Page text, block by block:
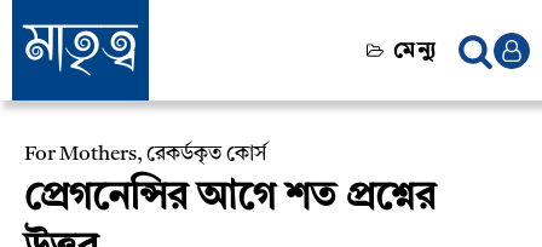
মেন্যু
For Mothers, রেকর্ডকৃত কোর্স
প্রেগনেন্সির আগে শত প্রশ্নের